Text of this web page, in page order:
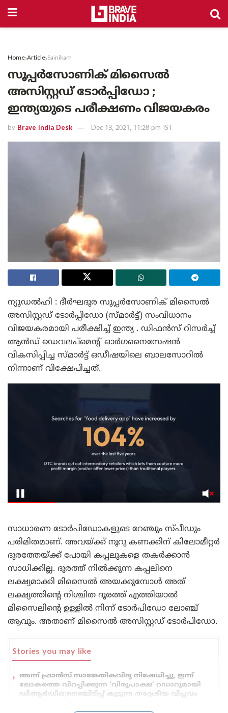
Home Article Sainikam
സൂപ്പർസോണിക് മിസൈൽ
അസിസ്റ്റഡ് ടോർപ്പിഡോ ;
ഇന്ത്യയുടെ പരീക്ഷണം വിജയകരം
by Brave India Desk Dec 13, 2021, 11:28 pm IST
ന്യൂഡൽഹി : ദീർഘദൂര സൂപ്പർസോണിക് മിസൈൽ
അസിസ്റ്റഡ് ടോർപ്പിഡോ (സ്മാർട്ട്) സംവിധാനം
വിജയകരമായി പരീക്ഷിച്ച് ഇന്ത്യ . ഡിഫൻസ് റിസർച്ച്
ആൻഡ് ഡെവലപ്‌മെന്റ് ഓർഗനൈസേഷൻ
വികസിപ്പിച്ച സ്മാർട്ട് ഒഡീഷയിലെ ബാലസോറിൽ
നിന്നാണ് വിക്ഷേപിച്ചത്.
സാധാരണ ടോർപിഡോകളുടെ റേഞ്ചും സ്പീഡും
പരിമിതമാണ്. അവയ്ക്ക് നൂറു കണക്കിന് കിലോമീറ്റർ
ദൂരത്തേയ്ക്ക് പോയി കപ്പലുകളെ തകർക്കാൻ
സാധിക്കില്ല. ദൂരത്ത് നിൽക്കുന്ന കപ്പലിനെ
ലക്ഷ്യമാക്കി മിസൈൽ അയക്കുമ്പോൾ അത്
ലക്ഷ്യത്തിന്റെ നിശ്ചിത ദൂരത്ത് എത്തിയാൽ
മിസൈലിന്റെ ഉള്ളിൽ നിന്ന് ടോർപിഡോ ലോഞ്ച്
ആവും. അതാണ് മിസൈൽ അസിസ്റ്റഡ് ടോർപിഡോ.
Stories you may like
അന്ന് ഫ്രാൻസ് സാങ്കേതികവിദ്യ നിഷേധിച്ചു, ഇന്ന്
ലോകത്തെ വിറപ്പിക്കുന്ന ‘വിരൂപാക്ഷ’ റഡാറുമായി
ഡിആർഡിഒ;നെഞ്ചിടിപ്പ് കൂട്ടുന്ന തദ്ദേശീയ വിപ്ലവം